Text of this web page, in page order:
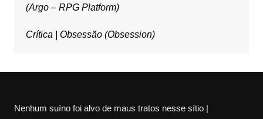
(Argo – RPG Platform)
Crítica | Obsessão (Obsession)
Nenhum suíno foi alvo de maus tratos nesse sítio |